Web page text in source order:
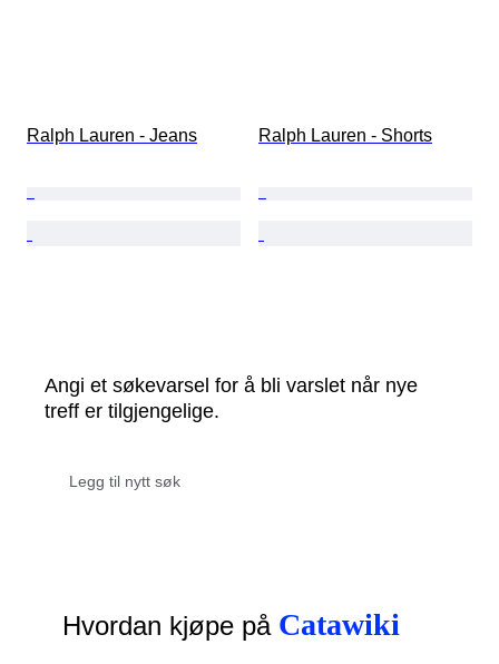
Ralph Lauren - Jeans Ralph Lauren - Shorts
Angi et søkevarsel for å bli varslet når nye
treff er tilgjengelige.
Hvordan kjøpe på Catawiki